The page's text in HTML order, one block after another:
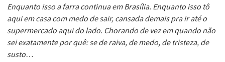
Enquanto isso a farra continua em Brasília. Enquanto isso tô
aqui em casa com medo de sair, cansada demais pra ir até o
supermercado aqui do lado. Chorando de vez em quando não
sei exatamente por quê: se de raiva, de medo, de tristeza, de
susto…